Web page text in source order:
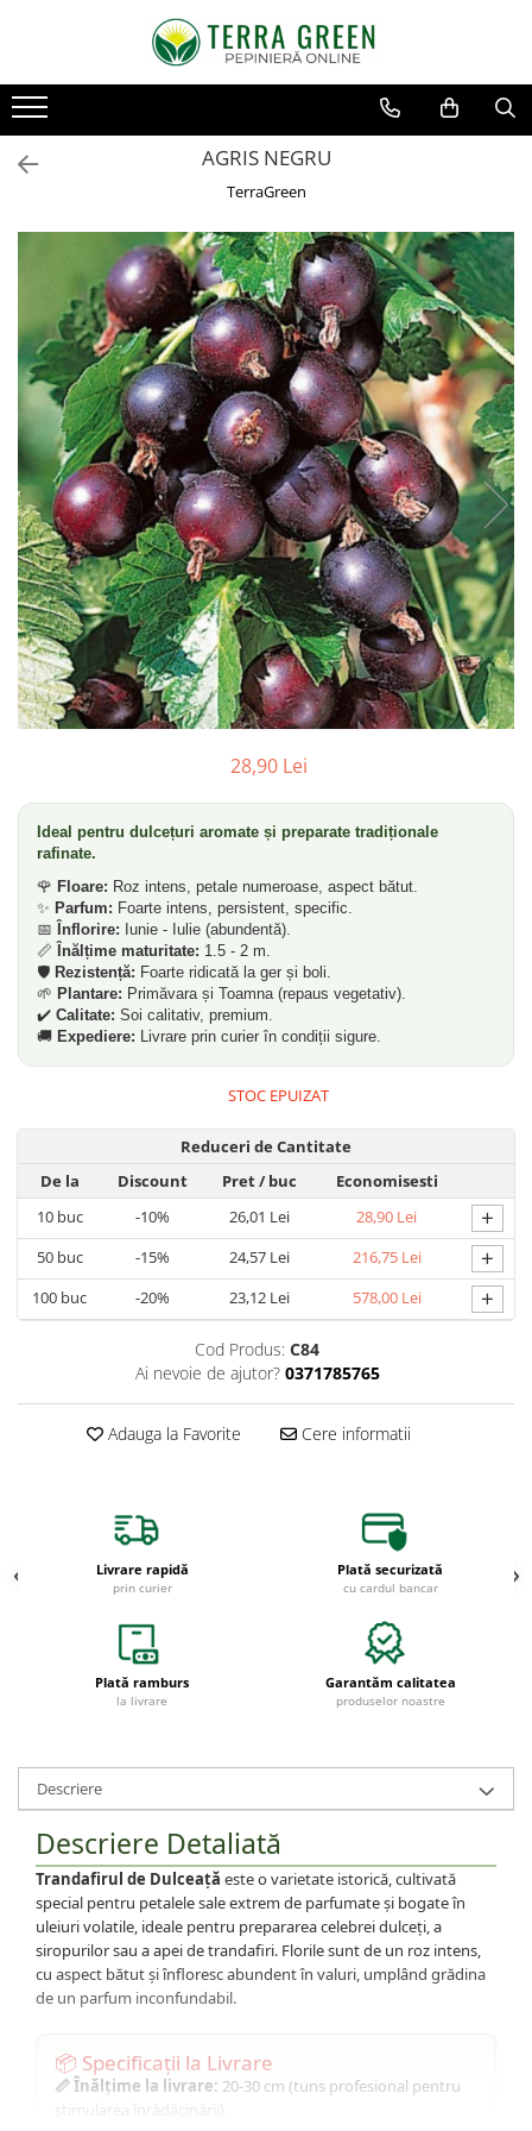
Cires
Mar
Piersic
Cais
Zarzar
Prun
Nectarin
Alun
Nuc
Gutui
Dud
Corn
Smochin
Kaki
Arbusti fructiferi
Coacaz
Agris
Catina
Mure
Zmeura
Aronia
Afin
Ienupar
Picea
Abies
Tuia
Chiparos
Vita de vie
Trandafiri Tufa
Trandafiri Urcatori
Trandafiri Pomisor Plangator
Bulbi de Crini
Magnolii
Arbusti cu flori
Plante Ornamentale
Plante urcatoare
Pomi Columnari
Plante foioase
AGRIS NEGRU
TerraGreen
28,90 Lei
Ideal pentru dulcețuri aromate și preparate tradiționale
rafinate.
🌹 Floare: Roz intens, petale numeroase, aspect bătut.
✨ Parfum: Foarte intens, persistent, specific.
📅
Înflorire: Iunie - Iulie (abundentă).
📏 Înălțime maturitate: 1.5 - 2 m.
🛡️ Rezistență: Foarte ridicată la ger și boli.
🌱 Plantare: Primăvara și Toamna (repaus vegetativ).
✔️ Calitate: Soi calitativ, premium.
🚚 Expediere: Livrare prin curier în condiții sigure.
STOC EPUIZAT
Reduceri de Cantitate
De la
Discount Pret/ buc
Economisesti
10buc -10% 26,01 Lei 28,90 Lei +
50buc -15% 24,57 Lei 216,75 Lei +
100 buc -20% 23,12 Lei 578,00 Lei +
Cod Produs: C84
Ai nevoie de ajutor? 0371785765
Adauga la Favorite Cere informatii
Livrare rapidă
prin curier
Plată securizată
cu cardul bancar
Plată ramburs
la livrare
Garantăm calitatea
produselor noastre
Descriere
Descriere Detaliată
Trandafirul de Dulceață este o varietate istorică, cultivată
special pentru petalele sale extrem de parfumate și bogate în
uleiuri volatile, ideale pentru prepararea celebrei dulceți, a
siropurilor sau a apei de trandafiri. Florile sunt de un roz intens,
cu aspect bătut și înfloresc abundent în valuri, umplând grădina
de un parfum inconfundabil.
📦 Specificații la Livrare
📏 Înălțime la livrare: 20-30 cm (tuns profesional pentru
stimularea înrădăcinării).